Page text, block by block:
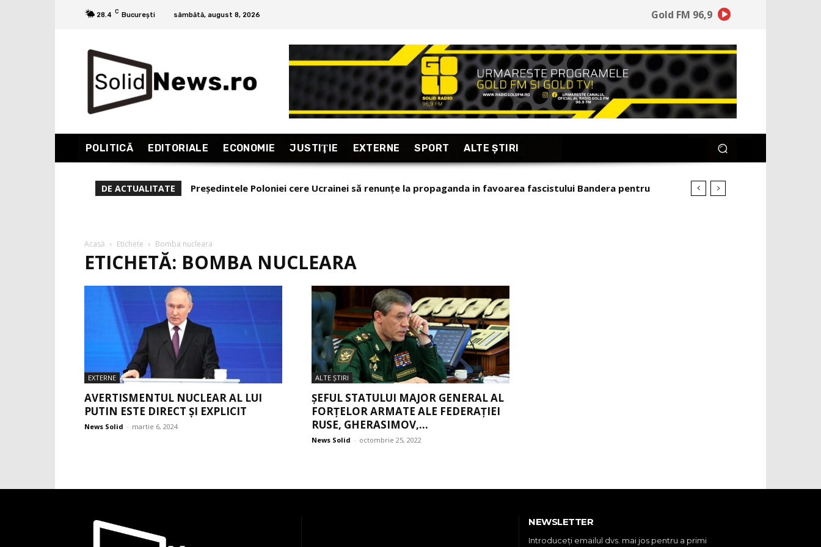
28.4 C București sâmbătă, august 8, 2026 Gold FM 96,9
POLITICĂ EDITORIALE ECONOMIE JUSTIŢIE EXTERNE SPORT ALTE ŞTIRI
DE ACTUALITATE
Președintele Poloniei cere Ucrainei să renunțe la propaganda in favoarea fascistului Bandera pentru
Acasă Etichete Bomba nucleara
ETICHETĂ: BOMBA NUCLEARA
EXTERNE
AVERTISMENTUL NUCLEAR AL LUI
PUTIN ESTE DIRECT ȘI EXPLICIT
News Solid - martie 6, 2024
ALTE ŞTIRI
ȘEFUL STATULUI MAJOR GENERAL AL
FORȚELOR ARMATE ALE FEDERAȚIEI
RUSE, GHERASIMOV,...
News Solid - octombrie 25, 2022
NEWSLETTER
Introduceţi emailul dvs. mai jos pentru a primi